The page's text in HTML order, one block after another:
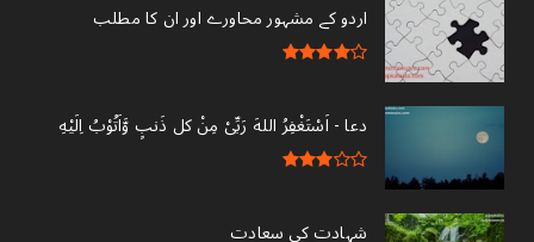
اردو کے مشہور محاورے اور ان کا مطلب
دعا - ‎اَسْتَغْفِرُ اللهَ رَبِّىْ مِنْ کل ذَنبٍ وَّاَتُوْبُ اِلَيْهِ
شہادت کی سعادت